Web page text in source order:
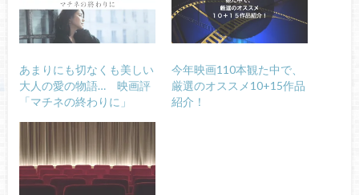
あまりにも切なくも美しい
大人の愛の物語… 映画評
「マチネの終わりに」
今年映画110本観た中で、
厳選のオススメ10+15作品
紹介！